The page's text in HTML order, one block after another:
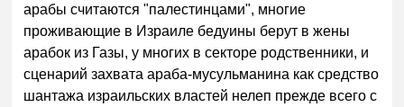
арабы считаются "палестинцами", многие
проживающие в Израиле бедуины берут в жены
арабок из Газы, у многих в секторе родственники, и
сценарий захвата араба-мусульманина как средство
шантажа израильских властей нелеп прежде всего с